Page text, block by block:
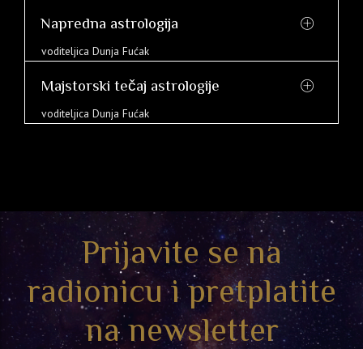
Napredna astrologija
voditeljica Dunja Fućak
Majstorski tečaj astrologije
voditeljica Dunja Fućak
Prijavite se na
radionicu i pretplatite
na newsletter